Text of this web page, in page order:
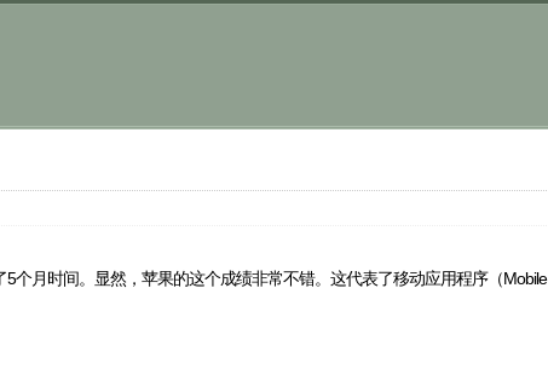
个月时间。显然，苹果的这个成绩非常不错。这代表了移动应用程序（Mobile